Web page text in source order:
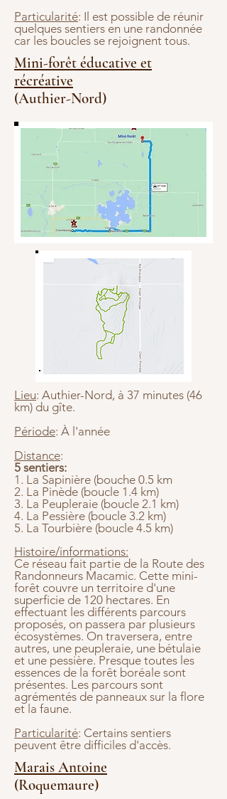
Particularité: Il est possible de réunir
quelques sentiers en une randonnée
car les boucles se rejoignent tous.
Mini-forêt éducative et
récréative
(Authier-Nord)
Lieu: Authier-Nord, à 37 minutes (46
km) du gîte.
Période: À l'année
Distance:
5 sentiers:
1. La Sapinière (bouche 0.5 km
2. La Pinède (boucle 1.4 km)
3. La Peupleraie (boucle 2.1 km)
4. La Pessière (boucle 3.2 km)
5. La Tourbière (boucle 4.5 km)
Histoire/informations:
Ce réseau fait partie de la Route des
Randonneurs Macamic. Cette mini-
forêt couvre un territoire d'une
superficie de 120 hectares. En
effectuant les différents parcours
proposés, on passera par plusieurs
écosystèmes. On traversera, entre
autres, une peupleraie, une bétulaie
et une pessière. Presque toutes les
essences de la forêt boréale sont
présentes. Les parcours sont
agrémentés de panneaux sur la flore
et la faune.
Particularité: Certains sentiers
peuvent être difficiles d'accès.
Marais Antoine
(Roquemaure)